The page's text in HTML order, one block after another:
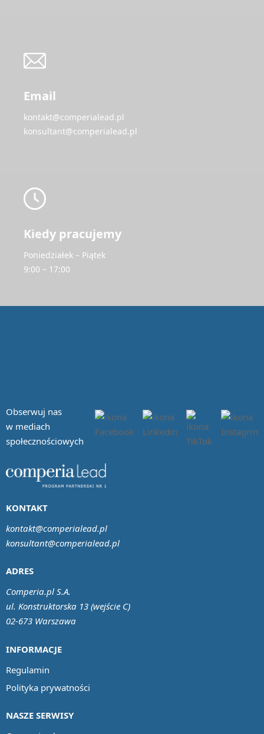
Email
kontakt@comperialead.pl
konsultant@comperialead.pl
Kiedy pracujemy
Poniedziałek – Piątek
9:00 – 17:00
Obserwuj nas
w mediach
społecznościowych
INFORMACJE
Regulamin
Polityka prywatności
NASZE SERWISY
ADRES
Comperia.pl S.A.
ul. Konstruktorska 13 (wejście C)
02-673 Warszawa
KONTAKT
kontakt@comperialead.pl
konsultant@comperialead.pl